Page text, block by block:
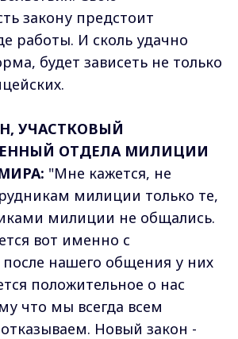
закону предстоит
работы. И сколь удачно
будет зависеть не только
УЧАСТКОВЫЙ
ОТДЕЛА МИЛИЦИИ
"Мне кажется, не
милиции только те,
милиции не общались.
вот именно с
нашего общения у них
положительное о нас
что мы всегда всем
Новый закон -